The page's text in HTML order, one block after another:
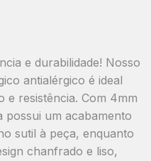
e durabilidade! Nosso
antialérgico é ideal
e resistência. Com 4mm
possui um acabamento
sutil à peça, enquanto
chanfrado e liso,